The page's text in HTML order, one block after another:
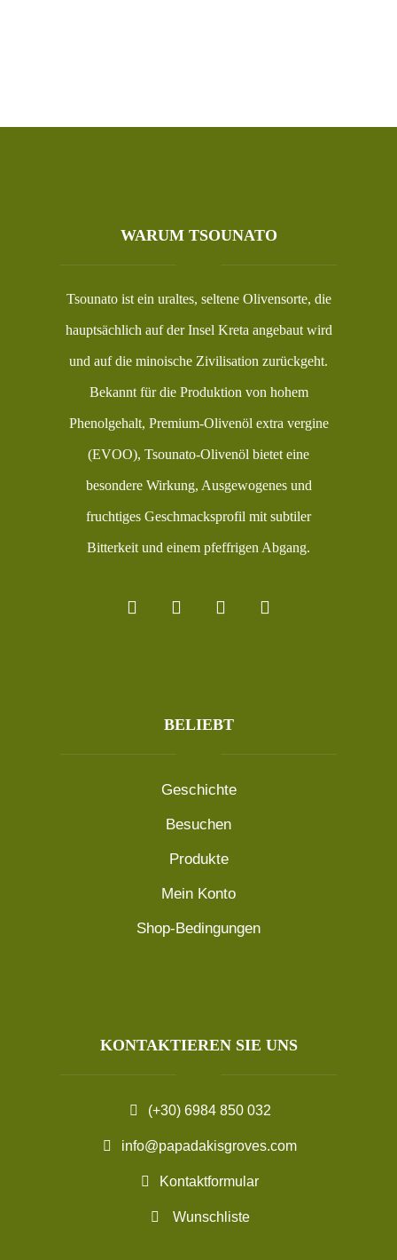
WARUM TSOUNATO
Tsounato ist ein uraltes, seltene Olivensorte, die
hauptsächlich auf der Insel Kreta angebaut wird
und auf die minoische Zivilisation zurückgeht.
Bekannt für die Produktion von hohem
Phenolgehalt, Premium-Olivenöl extra vergine
(EVOO), Tsounato-Olivenöl bietet eine
besondere Wirkung, Ausgewogenes und
fruchtiges Geschmacksprofil mit subtiler
Bitterkeit und einem pfeffrigen Abgang.
BELIEBT
Geschichte
Besuchen
Produkte
Mein Konto
Shop-Bedingungen
KONTAKTIEREN SIE UNS
(+30) 6984 850 032
info@papadakisgroves.com
Kontaktformular
Wunschliste